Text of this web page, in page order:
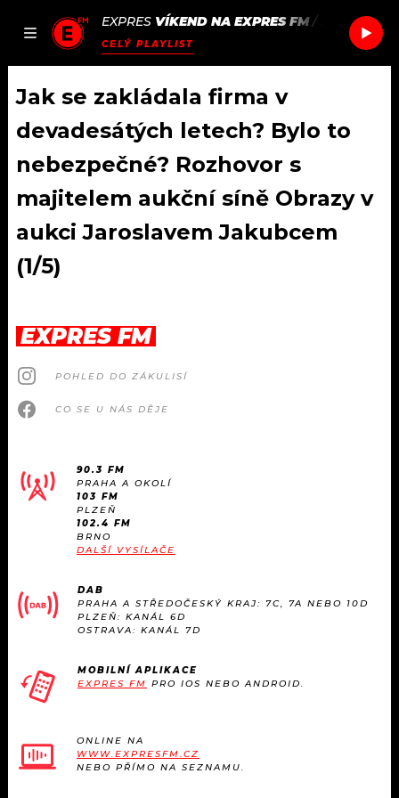
JAK
SEZNAM.CZ
EXPRES VÍKEND NA EXPRES FM/ SOFI
CELÝ PLAYLIST
DOMŮ
ČLÁNKY
AKTUÁLNĚ
HUDBA
ROZHOVORY
#NEBUDUDOMA
KALENDÁŘ
VIP
TRENDY
OSTATNÍ
PODCASTY
RÁDIO
APLIKACE
PROGRAM
JAK NALADIT
SOUTĚŽE
Jak se zakládala firma v
devadesátých letech? Bylo to
nebezpečné? Rozhovor s
majitelem aukční síně Obrazy v
aukci Jaroslavem Jakubcem
(1/5)
EXPRES FM
POHLED DO ZÁKULISÍ
CO SE U NÁS DĚJE
90.3 FM
PRAHA A OKOLÍ
103 FM
PLZEŇ
102.4 FM
BRNO
DALŠÍ VYSÍLAČE
DAB
PRAHA A STŘEDOČESKÝ KRAJ: 7C, 7A NEBO 10D
PLZEŇ: KANÁL 6D
OSTRAVA: KANÁL 7D
MOBILNÍ APLIKACE
EXPRES FM PRO IOS NEBO ANDROID.
ONLINE NA
WWW.EXPRESFM.CZ
NEBO PŘÍMO NA SEZNAMU.